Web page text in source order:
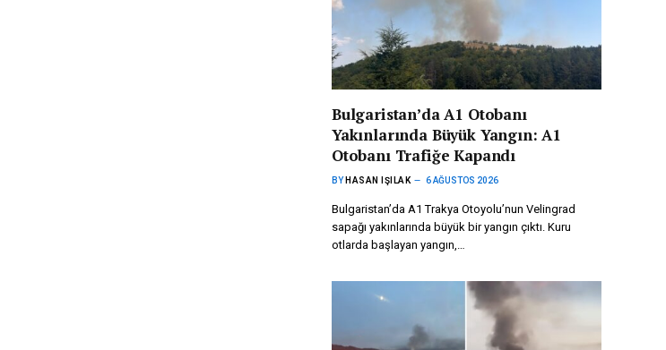
Bulgaristan’da A1 Otobanı
Yakınlarında Büyük Yangın: A1
Otobanı Trafiğe Kapandı
BY HASAN IŞILAK 6 AĞUSTOS 2026
Bulgaristan’da A1 Trakya Otoyolu’nun Velingrad
sapağı yakınlarında büyük bir yangın çıktı. Kuru
otlarda başlayan yangın,…